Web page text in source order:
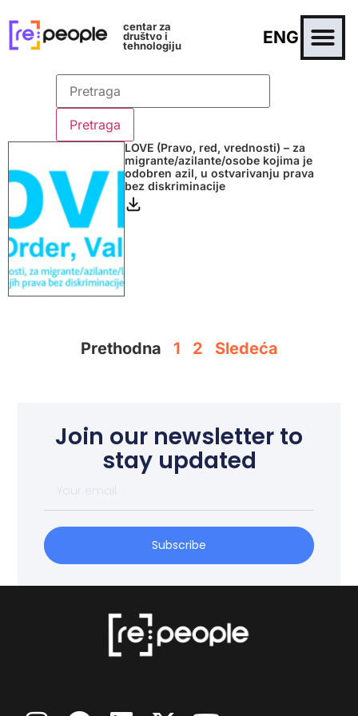
centar za
društvo i
tehnologiju ENG
LOVE (Pravo, red, vrednosti) – za
migrante/azilante/osobe kojima je
odobren azil, u ostvarivanju prava
bez diskriminacije
Prethodna 1 2 Sledeća
Join our newsletter to
stay updated
Subscribe